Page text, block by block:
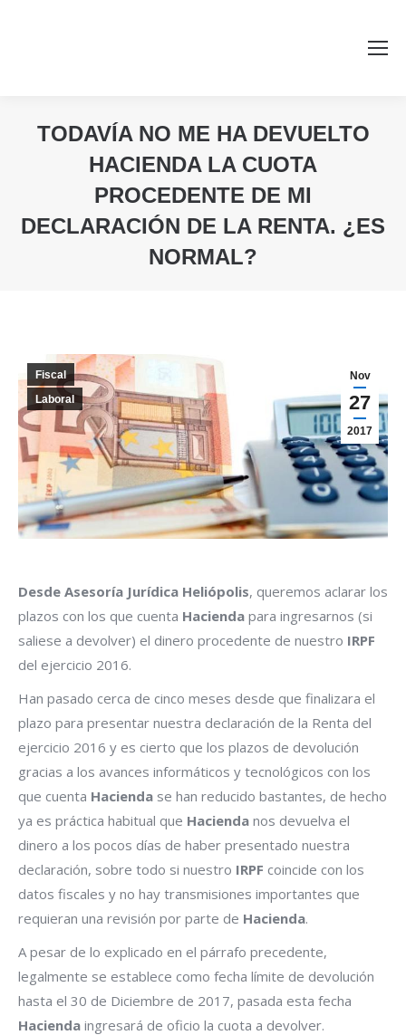
TODAVÍA NO ME HA DEVUELTO
HACIENDA LA CUOTA
PROCEDENTE DE MI
DECLARACIÓN DE LA RENTA. ¿ES
NORMAL?
Nov
27
2017
Fiscal
Laboral
Desde Asesoría Jurídica Heliópolis, queremos aclarar los
plazos con los que cuenta Hacienda para ingresarnos (si
saliese a devolver) el dinero procedente de nuestro IRPF
del ejercicio 2016.
Han pasado cerca de cinco meses desde que finalizara el
plazo para presentar nuestra declaración de la Renta del
ejercicio 2016 y es cierto que los plazos de devolución
gracias a los avances informáticos y tecnológicos con los
que cuenta Hacienda se han reducido bastantes, de hecho
ya es práctica habitual que Hacienda nos devuelva el
dinero a los pocos días de haber presentado nuestra
declaración, sobre todo si nuestro IRPF coincide con los
datos fiscales y no hay transmisiones importantes que
requieran una revisión por parte de Hacienda.
A pesar de lo explicado en el párrafo precedente,
legalmente se establece como fecha límite de devolución
hasta el 30 de Diciembre de 2017, pasada esta fecha
Hacienda ingresará de oficio la cuota a devolver.